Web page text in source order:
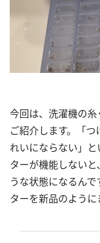
今回は、洗濯機の
ご紹介します。「
れいにならない」
ターが機能しない
うな状態になるん
ターを新品のように